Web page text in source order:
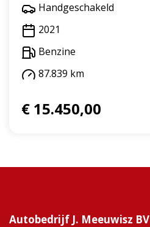
Handgeschakeld
2021
Benzine
87.839 km
€ 15.450,00
Autobedrijf J. Meeuwisz BV